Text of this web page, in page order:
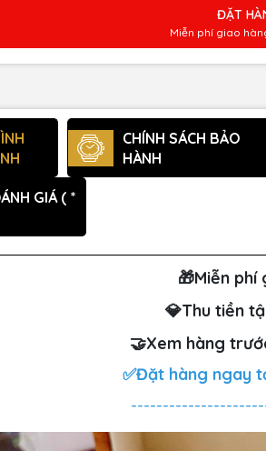
ĐẶT
Miễn phí giao
CHÍNH SÁCH BẢO
HÀNH
GIÁ ( *
🎁Miễn phí
💎Thu tiền
🤝Xem hàng
✅Đặt hàng ngay